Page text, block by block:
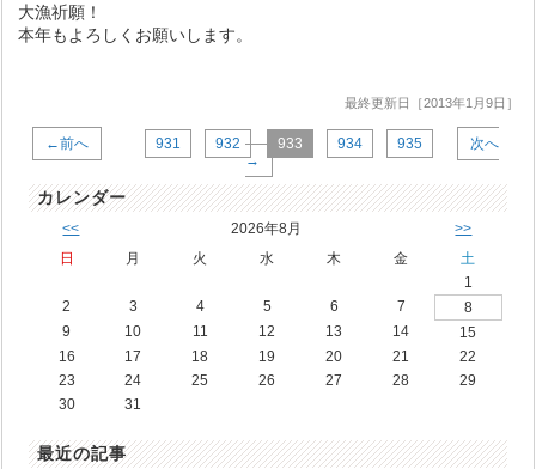
大漁祈願！
本年もよろしくお願いします。
最終更新日［2013年1月9日］
←前へ 931 932 933 934 935
次へ
→
カレンダー
<< 2026年8月 >>
日 月 火 水 木 金
土
1
2
3 4 5 6 7
8
9
10 11 12 13 14
15
16
17 18 19 20 21
22
23
24 25 26 27 28
29
30
31
最近の記事